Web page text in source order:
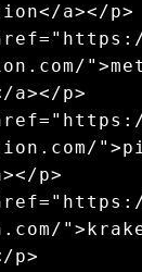
a></p>
p>
p>
p>